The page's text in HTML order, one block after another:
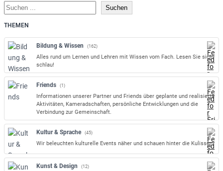
S
u
c
h
Suchen
THEMEN
Bildung & Wissen (162)
Alles rund um Lernen und Lehren mit Wissen vom Fach. Lesen Sie sich
schlau!
Friends (1)
Informationen unserer Partner und Friends über geplante und realisierte
Aktivitäten, Kameradschaften, persönliche Entwicklungen und die
Verbindung zur Gemeinschaft.
Kultur & Sprache (45)
Wir beleuchten kulturelle Events näher und schauen hinter die Kulissen.
Kunst & Design (12)